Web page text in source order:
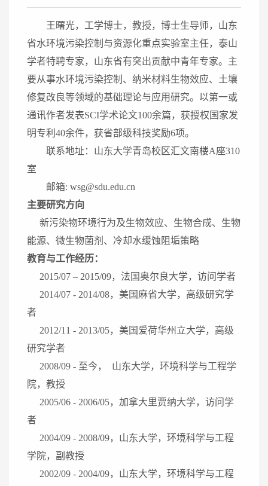
王曙光，工学博士，教授，博士生导师，山东
省水环境污染控制与资源化重点实验室主任，泰山
学者特聘专家，山东省有突出贡献中青年专家。主
要从事水环境污染控制、纳米材料生物效应、土壤
修复改良等领域的基础理论与应用研究。以第一或
通讯作者发表SCI学术论文100余篇，获授权国家发
明专利40余件，获省部级科技奖励6项。
联系地址：山东大学青岛校区汇文南楼A座310
室
邮箱: wsg@sdu.edu.cn
主要研究方向
新污染物环境行为及生物效应、生物合成、生物
能源、微生物菌剂、冷却水缓蚀阻垢策略
教育与工作经历：
2015/07 – 2015/09，法国奥尔良大学，访问学者
2014/07 - 2014/08，美国麻省大学，高级研究学
者
2012/11 - 2013/05，美国爱荷华州立大学，高级
研究学者
2008/09 - 至今， 山东大学，环境科学与工程学
院，教授
2005/06 - 2006/05，加拿大里贾纳大学，访问学
者
2004/09 - 2008/09，山东大学，环境科学与工程
学院，副教授
2002/09 - 2004/09，山东大学，环境科学与工程